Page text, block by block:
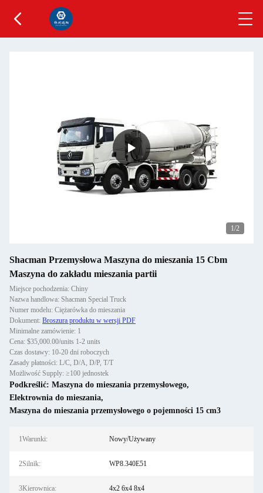
1/2
Shacman Przemysłowa Maszyna do mieszania 15 Cbm
Maszyna do zakładu mieszania partii
Miejsce pochodzenia: Chiny
Nazwa handlowa: Shacman Special Truck
Numer modelu: Ciężarówka do mieszania
Dokument: Broszura produktu w wersji PDF
Minimalne zamówienie: 1
Cena: $35,000.00/units 1-2 units
Czas dostawy: 10-20 dni roboczych
Zasady płatności: L/C, D/A, D/P, T/T
Możliwość Supply: ≥100 jednostek
Podkreślić: Maszyna do mieszania przemysłowego,
Elektrownia do mieszania,
Maszyna do mieszania przemysłowego o pojemności 15 cm3
1Warunki: Nowy/Używany
2Silnik: WP8.340E51
3Kierownica: 4x2 6x4 8x4